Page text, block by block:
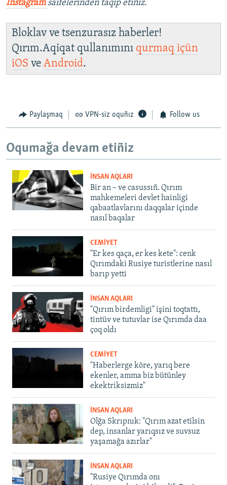
İnstagram saifelerinden taqip etiñiz.
Bloklav ve tsenzurasız haberler!
Qırım.Aqiqat qullanımını qurmaq içün
iOS ve Android.
Paylaşmaq VPN-siz oquñız Follow us
Oqumağa devam etiñiz
İNSAN AQLARI
Bir an – ve casussıñ. Qırım
mahkemeleri devlet hainligi
qabaatlavlarını daqqalar içinde
nasıl baqalar
CEMİYET
"Er kes qaça, er kes kete": cenk
Qırımdaki Rusiye turistlerine nasıl
barıp yetti
İNSAN AQLARI
"Qırım birdemligi" işini toqtattı,
tintüv ve tutuvlar ise Qırımda daa
çoq oldı
CEMİYET
"Haberlerge köre, yarıq bere
ekenler, amma biz bütünley
ekektriksizmiz"
İNSAN AQLARI
Olğa Skrıpnık: "Qırım azat etilsin
dep, insanlar yarıqsız ve suvsuz
yaşamağa azırlar"
İNSAN AQLARI
"Rusiye Qırımda onı